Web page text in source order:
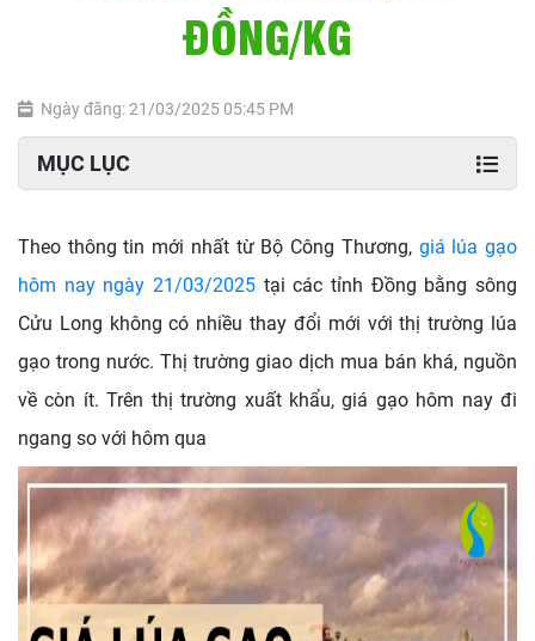
ĐỒNG/KG
Ngày đăng: 21/03/2025 05:45 PM
MỤC LỤC
Theo thông tin mới nhất từ Bộ Công Thương, giá lúa gạo
hôm nay ngày 21/03/2025 tại các tỉnh Đồng bằng sông
Cửu Long không có nhiều thay đổi mới với thị trường lúa
gạo trong nước. Thị trường giao dịch mua bán khá, nguồn
về còn ít. Trên thị trường xuất khẩu, giá gạo hôm nay đi
ngang so với hôm qua